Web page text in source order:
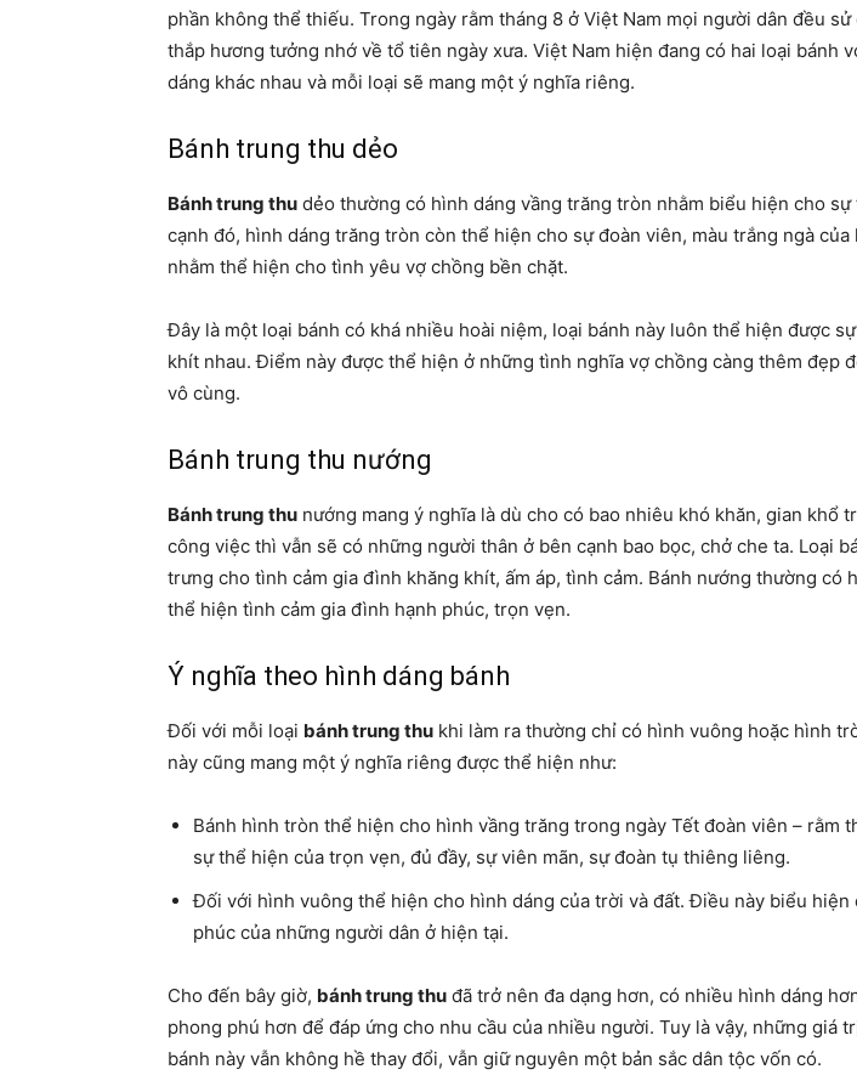
phần không thể thiếu. Trong ngày rằm tháng 8 ở Việt Nam mọi người dân đều
thắp hương tưởng nhớ về tổ tiên ngày xưa. Việt Nam hiện đang có hai loại bánh
dáng khác nhau và mỗi loại sẽ mang một ý nghĩa riêng.
Bánh trung thu dẻo
Bánh trung thu dẻo thường có hình dáng vầng trăng tròn nhằm biểu hiện cho sự
cạnh đó, hình dáng trăng tròn còn thể hiện cho sự đoàn viên, màu trắng ngà của
nhằm thể hiện cho tình yêu vợ chồng bền chặt.
Đây là một loại bánh có khá nhiều hoài niệm, loại bánh này luôn thể hiện được
khít nhau. Điểm này được thể hiện ở những tình nghĩa vợ chồng càng thêm đẹp
vô cùng.
Bánh trung thu nướng
Bánh trung thu nướng mang ý nghĩa là dù cho có bao nhiêu khó khăn, gian khổ
công việc thì vẫn sẽ có những người thân ở bên cạnh bao bọc, chở che ta. Loại
trưng cho tình cảm gia đình khăng khít, ấm áp, tình cảm. Bánh nướng thường có
thể hiện tình cảm gia đình hạnh phúc, trọn vẹn.
Ý nghĩa theo hình dáng bánh
Đối với mỗi loại bánh trung thu khi làm ra thường chỉ có hình vuông hoặc hình
này cũng mang một ý nghĩa riêng được thể hiện như:
Bánh hình tròn thể hiện cho hình vầng trăng trong ngày Tết đoàn viên – rằm
sự thể hiện của trọn vẹn, đủ đầy, sự viên mãn, sự đoàn tụ thiêng liêng.
Đối với hình vuông thể hiện cho hình dáng của trời và đất. Điều này biểu hiện
phúc của những người dân ở hiện tại.
Cho đến bây giờ, bánh trung thu đã trở nên đa dạng hơn, có nhiều hình dáng
phong phú hơn để đáp ứng cho nhu cầu của nhiều người. Tuy là vậy, những giá
bánh này vẫn không hề thay đổi, vẫn giữ nguyên một bản sắc dân tộc vốn có.